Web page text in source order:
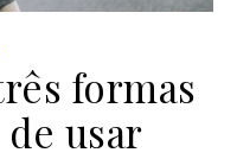
formas
usar